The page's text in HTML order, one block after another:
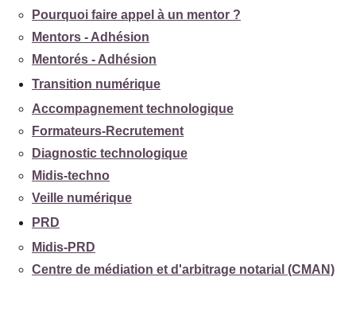
Pourquoi faire appel à un mentor ?
Mentors - Adhésion
Mentorés - Adhésion
Transition numérique
Accompagnement technologique
Formateurs-Recrutement
Diagnostic technologique
Midis-techno
Veille numérique
PRD
Midis-PRD
Centre de médiation et d'arbitrage notarial (CMAN)